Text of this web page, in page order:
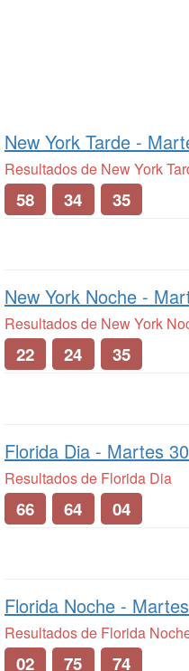
New York Tarde -
Resultados de New York
58 34 35
New York Noche -
Resultados de New York
22 24 35
Florida Dia - Martes
Resultados de Florida Dia
66 64 04
Florida Noche -
Resultados de Florida
02 75 74